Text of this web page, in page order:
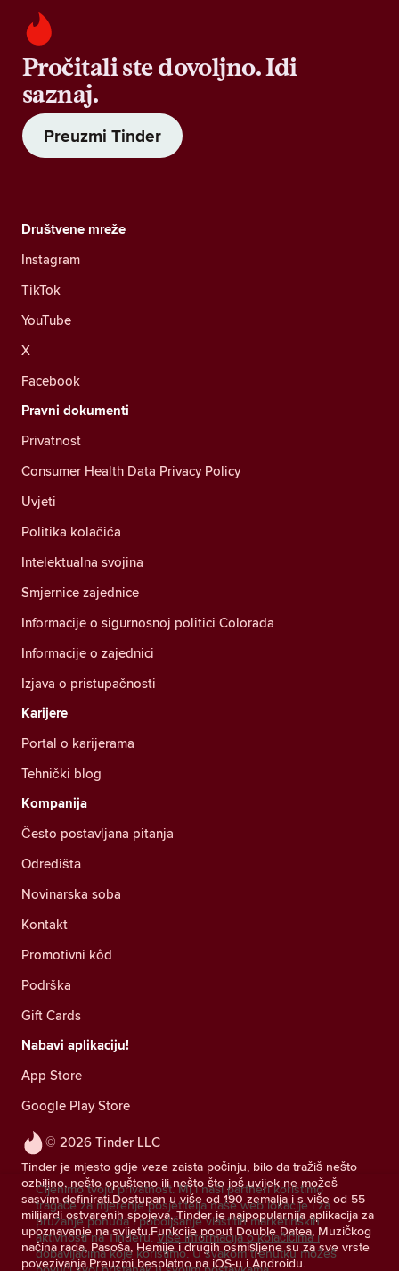
Pročitali ste dovoljno. Idi
saznaj.
Preuzmi Tinder
© 2026 Tinder LLC
Tinder je mjesto gdje veze zaista počinju, bilo da tražiš nešto
ozbiljno, nešto opušteno ili nešto što još uvijek ne možeš
sasvim definirati.Dostupan u više od 190 zemalja i s više od 55
milijardi ostvarenih spojeva, Tinder je najpopularnija aplikacija za
upoznavanje na svijetu.Funkcije poput Double Datea, Muzičkog
načina rada, Pasoša, Hemije i drugih osmišljene su za sve vrste
povezivanja.Preuzmi besplatno na iOS-u i Androidu.
Društvene mreže
Instagram
TikTok
YouTube
X
Facebook
Pravni dokumenti
Privatnost
Consumer Health Data Privacy Policy
Uvjeti
Politika kolačića
Intelektualna svojina
Smjernice zajednice
Informacije o sigurnosnoj politici Colorada
Informacije o zajednici
Izjava o pristupačnosti
Karijere
Portal o karijerama
Tehnički blog
Kompanija
Često postavljana pitanja
Odredištа
Novinarska soba
Kontakt
Promotivni kôd
Podrška
Gift Cards
Nabavi aplikaciju!
App Store
Google Play Store
Cijenimo tvoju privatnost. Mi i naši partneri koristimo
tragače za mjerenje posjetitelja naše web lokacije i za
pružanje ponuda i poboljšanje vlastitih marketinških
aktivnosti na Tinderu. Više informacija o kolačićima i
dobavljačima koje koristimo. U svakom trenutku možeš